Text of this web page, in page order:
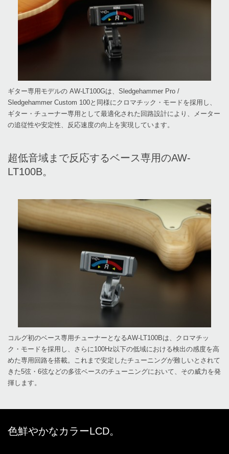
ギター専用モデルの AW-LT100Gは、Sledgehammer Pro /
Sledgehammer Custom 100と同様にクロマチック・モードを採用し、
ギター・チューナー専用として最適化された回路設計により、メーター
の追従性や安定性、反応速度の向上を実現しています。
超低音域まで反応するベース専用のAW-
LT100B。
コルグ初のベース専用チューナーとなるAW-LT100Bは、クロマチッ
ク・モードを採用し、さらに100Hz以下の低域における検出の感度を高
めた専用回路を搭載。これまで安定したチューニングが難しいとされて
きた5弦・6弦などの多弦ベースのチューニングにおいて、その威力を発
揮します。
色鮮やかなカラーLCD。